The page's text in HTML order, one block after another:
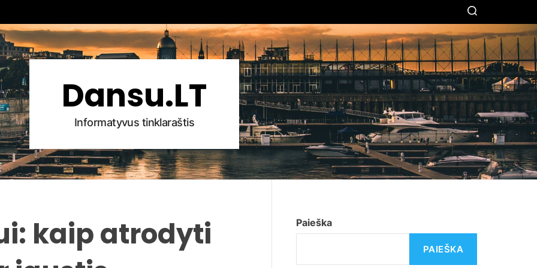
S
E
A
R
C
H
Dansu.LT
Informatyvus tinklaraštis
kaip atrodyti
Paieška
PAIEŠKA